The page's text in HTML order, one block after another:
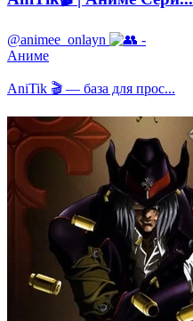
@animee_onlayn
-
Аниме
AniTik 🎬 — база для прос...